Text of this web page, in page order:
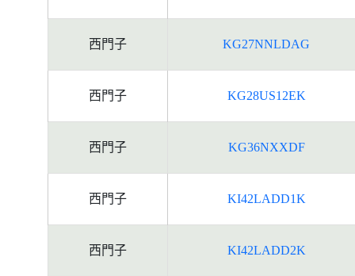
西門子 KG27NNLDAG
西門子 KG28US12EK
西門子 KG36NXXDF
西門子 KI42LADD1K
西門子 KI42LADD2K